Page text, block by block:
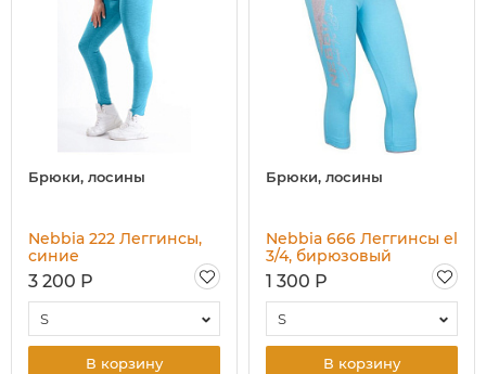
Брюки, лосины
Nebbia 222 Леггинсы,
синие
3 200 Р
S
В корзину
Брюки, лосины
Nebbia 666 Леггинсы el
3/4, бирюзовый
1 300 Р
S
В корзину